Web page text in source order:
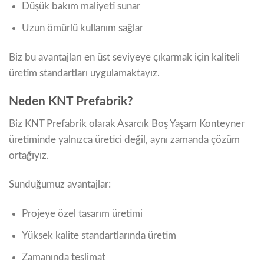
Düşük bakım maliyeti sunar
Uzun ömürlü kullanım sağlar
Biz bu avantajları en üst seviyeye çıkarmak için kaliteli
üretim standartları uygulamaktayız.
Neden KNT Prefabrik?
Biz KNT Prefabrik olarak Asarcık Boş Yaşam Konteyner
üretiminde yalnızca üretici değil, aynı zamanda çözüm
ortağıyız.
Sunduğumuz avantajlar:
Projeye özel tasarım üretimi
Yüksek kalite standartlarında üretim
Zamanında teslimat